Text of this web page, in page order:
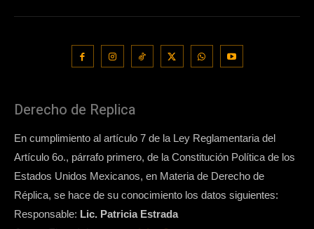
Derecho de Replica
En cumplimiento al artículo 7 de la Ley Reglamentaria del
Artículo 6o., párrafo primero, de la Constitución Política de los
Estados Unidos Mexicanos, en Materia de Derecho de
Réplica, se hace de su conocimiento los datos siguientes:
Responsable: Lic. Patricia Estrada